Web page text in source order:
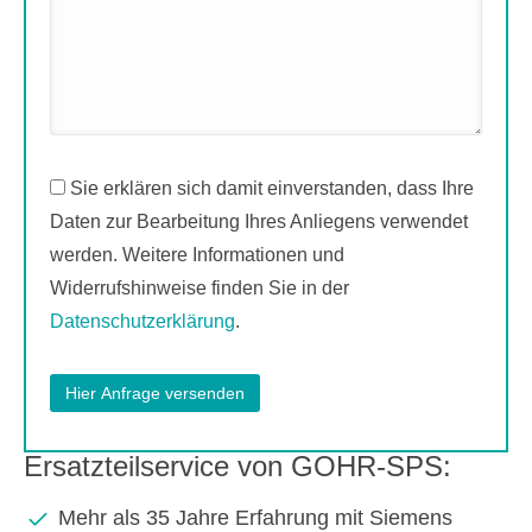
Sie erklären sich damit einverstanden, dass Ihre
Daten zur Bearbeitung Ihres Anliegens verwendet
werden. Weitere Informationen und
Widerrufshinweise finden Sie in der
Datenschutzerklärung.
Ersatzteilservice von GOHR-SPS:
Mehr als 35 Jahre Erfahrung mit Siemens